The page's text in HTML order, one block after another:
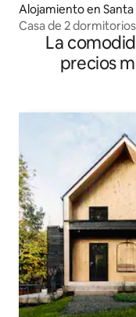
Alojamiento en Santa
Casa de 2
HOUSE
La
precios